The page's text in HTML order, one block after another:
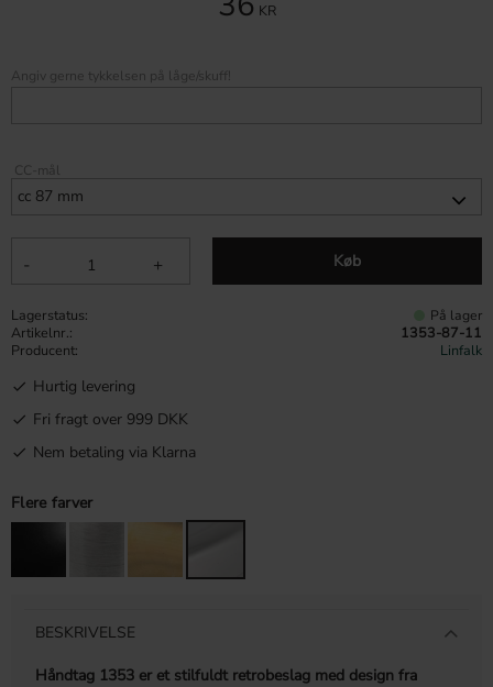
KR
CC-mål
+
- Køb
Angiv gerne tykkelsen på låge/skuff!
Lagerstatus På lager
Artikelnr.
1353-87-11
Producent
Linfalk
Hurtig levering
Fri fragt over 999 DKK
Nem betaling via Klarna
Flere farver
BESKRIVELSE
Håndtag 1353 er et stilfuldt retrobeslag med design fra